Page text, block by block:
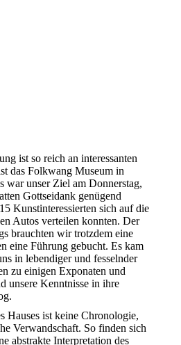
ist so reich an interessanten
das Folkwang Museum in
war unser Ziel am Donnerstag,
Gottseidank genügend
Kunstinteressierten sich auf die
Autos verteilen konnten. Der
brauchten wir trotzdem eine
eine Führung gebucht. Es kam
in lebendiger und fesselnder
zu einigen Exponaten und
unsere Kenntnisse in ihre
Hauses ist keine Chronologie,
Verwandschaft. So finden sich
abstrakte Interpretation des